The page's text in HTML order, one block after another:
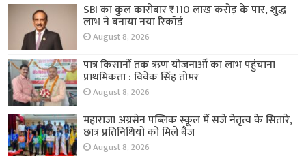
SBI का कुल कारोबार ₹110 लाख करोड़ के पार, शुद्ध
लाभ ने बनाया नया रिकॉर्ड
August 8, 2026
पात्र किसानों तक ऋण योजनाओं का लाभ पहुंचाना
प्राथमिकता : विवेक सिंह तोमर
August 8, 2026
महाराजा अग्रसेन पब्लिक स्कूल में सजे नेतृत्व के सितारे,
छात्र प्रतिनिधियों को मिले बैज
August 8, 2026